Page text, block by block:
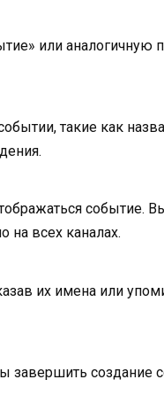
или
такие как
событие.
на всех каналах.
их имена или
завершить создание